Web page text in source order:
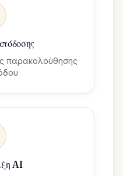
παρακολούθησης
AI